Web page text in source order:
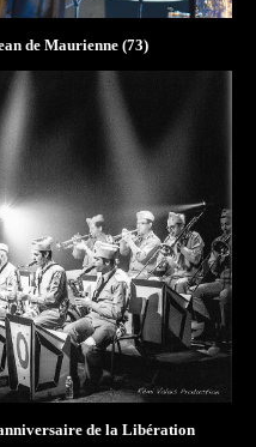
de Maurienne (73)
de la Libération